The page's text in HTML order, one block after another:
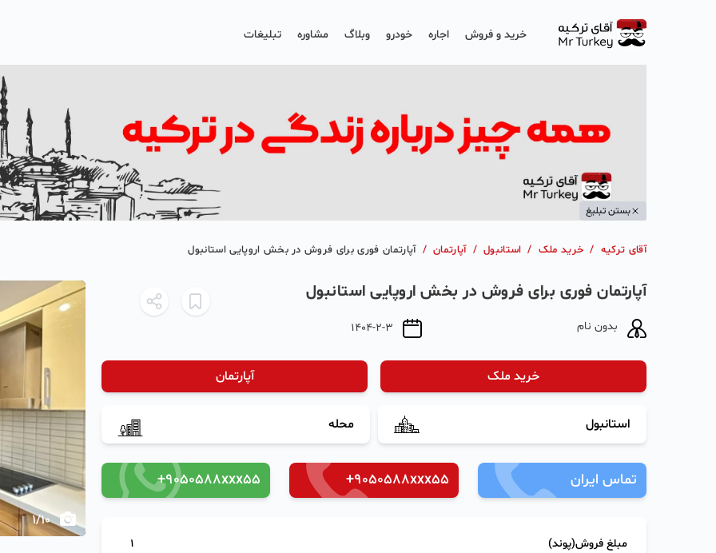
خرید و فروش اجاره خودرو وبلاگ مشاوره تبلیغات
بستن تبلیغ
آقای ترکیه / خرید ملک / استانبول / آپارتمان / آپارتمان فوری برای فروش در بخش اروپایی استانبول
آپارتمان فوری برای فروش در بخش اروپایی استانبول
بدون نام 1404-2-3
خرید ملک آپارتمان
استانبول محله
تماس ایران +9050588xxx55
+9050588xxx55
مبلغ فروش(پوند) 1
‹
1/10